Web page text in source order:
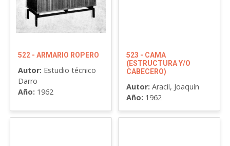
522 - ARMARIO ROPERO
Autor: Estudio técnico
Darro
Año: 1962
523 - CAMA
(ESTRUCTURA Y/O
CABECERO)
Autor: Aracil, Joaquín
Año: 1962